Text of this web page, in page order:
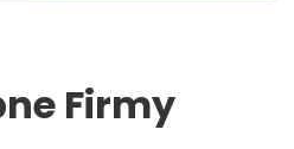
Firmy